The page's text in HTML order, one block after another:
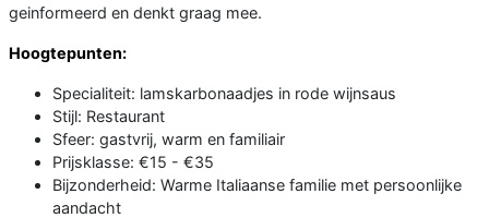
geinformeerd en denkt graag mee.
Hoogtepunten:
Specialiteit: lamskarbonaadjes in rode wijnsaus
Stijl: Restaurant
Sfeer: gastvrij, warm en familiair
Prijsklasse: €15 - €35
Bijzonderheid: Warme Italiaanse familie met persoonlijke
aandacht